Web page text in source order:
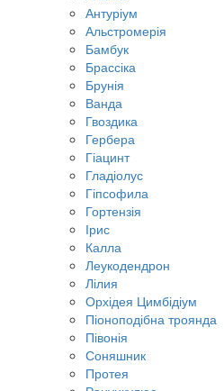
Антуріум
Альстромерія
Бамбук
Брассіка
Брунія
Ванда
Гвоздика
Гербера
Гіацинт
Гладіолус
Гіпсофила
Гортензія
Ірис
Калла
Леукодендрон
Лілия
Орхідея Цимбідіум
Піоноподібна троянда
Півонія
Соняшник
Протея